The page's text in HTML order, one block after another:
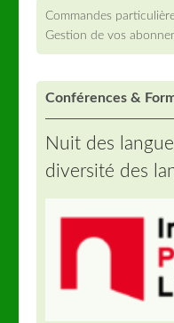
Commandes
Gestion de vos
Conférences &
Nuit des
diversité des